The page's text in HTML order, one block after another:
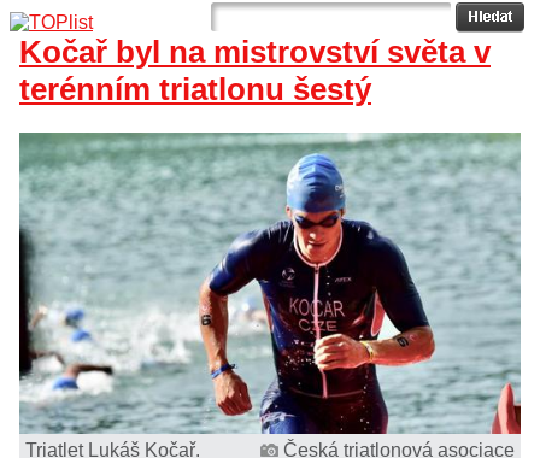
Kočař byl na mistrovství světa v
terénním triatlonu šestý
Triatlet Lukáš Kočař. Česká triatlonová asociace